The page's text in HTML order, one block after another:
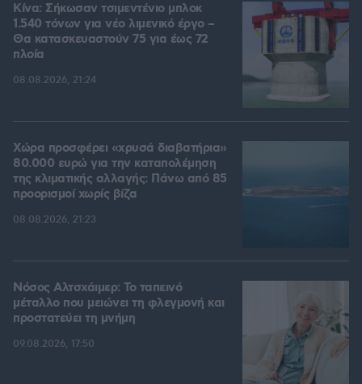
Κίνα: Σήκωσαν τσιμεντένιο μπλοκ
1.540 τόνων για νέο λιμενικό έργο –
Θα κατασκευαστούν 75 για έως 72
πλοία
08.08.2026, 21:24
Χώρα προσφέρει «χρυσά διαβατήρια»
80.000 ευρώ για την καταπολέμηση
της κλιματικής αλλαγής: Πάνω από 85
προορισμοί χωρίς βίζα
08.08.2026, 21:23
Νόσος Αλτσχάιμερ: Το ταπεινό
μέταλλο που μειώνει τη φλεγμονή και
προστατεύει τη μνήμη
09.08.2026, 17:50